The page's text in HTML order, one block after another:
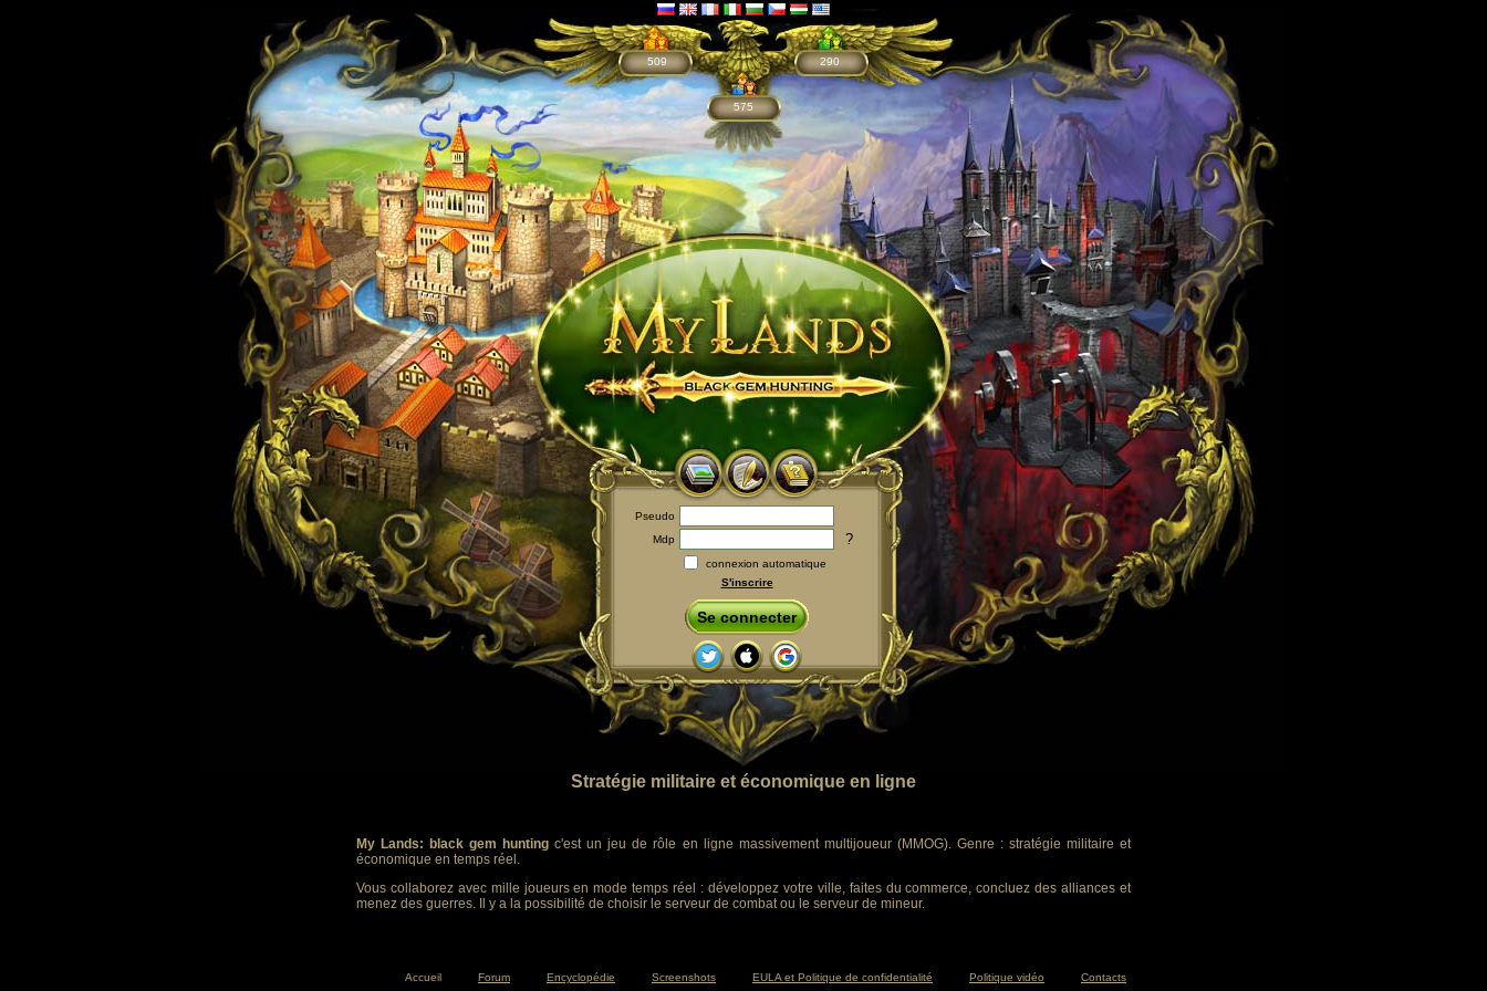
509
575
290
Pseudo
Mdp
?
connexion automatique
S'inscrire
Se connecter
Stratégie militaire et économique en ligne
My Lands: black gem hunting c'est un jeu de rôle en ligne massivement multijoueur (MMOG). Genre : stratégie militaire et
économique en temps réel.
Vous collaborez avec mille joueurs en mode temps réel : développez votre ville, faites du commerce, concluez des alliances et
menez des guerres. Il y a la possibilité de choisir le serveur de combat ou le serveur de mineur.
Accueil Forum Encyclopédie Screenshots EULA et Politique de confidentialité Politique vidéo Contacts